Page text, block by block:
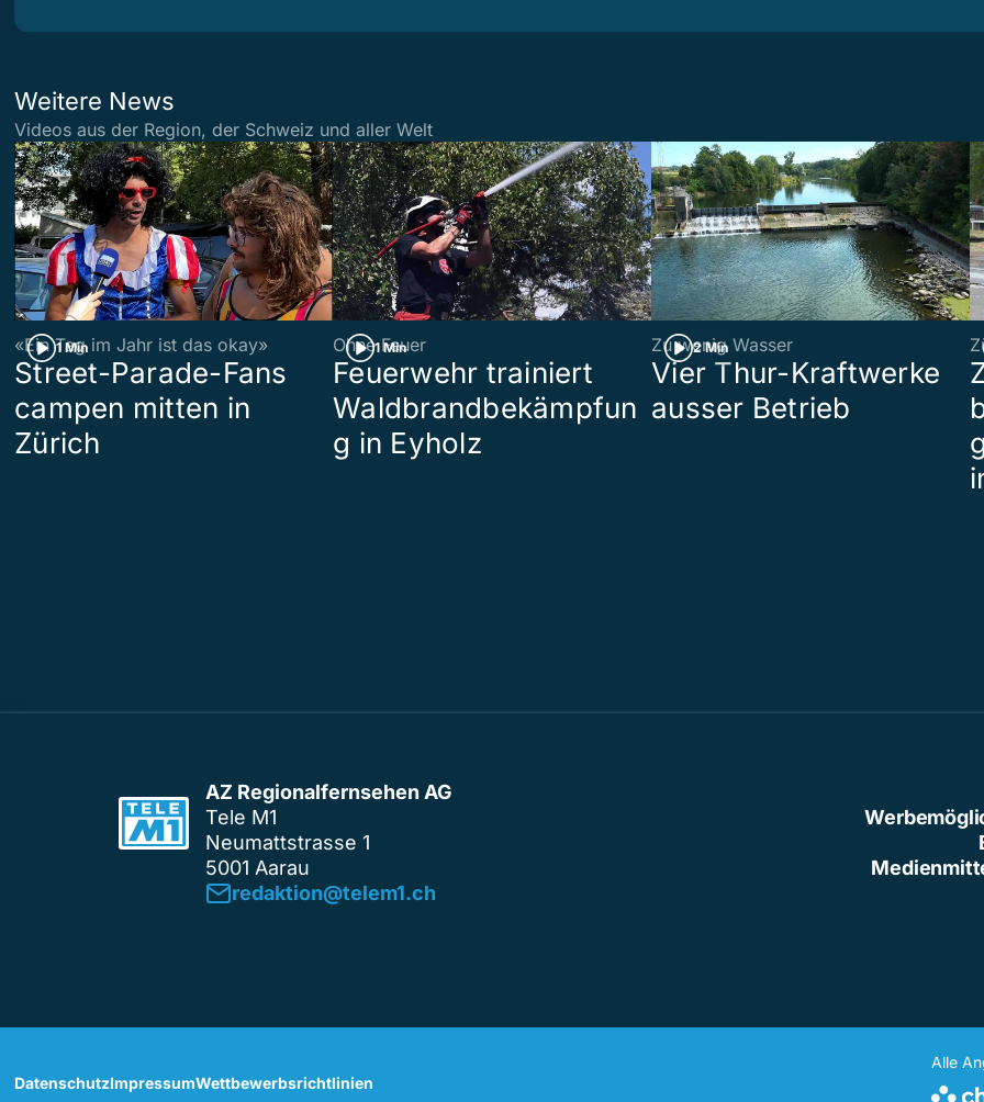
Weitere News
Videos aus der Region, der Schweiz und aller Welt
1 Min
«Ein Tag im Jahr ist das okay»
Street-Parade-Fans
campen mitten in
Zürich
1 Min
Ohne Feuer
Feuerwehr trainiert
Waldbrandbekämpfun
g in Eyholz
2 Min
Zu wenig Wasser
Vier Thur-Kraftwerke
ausser Betrieb
AZ Regionalfernsehen AG
Tele M1
Neumattstrasse 1
5001 Aarau
redaktion@telem1.ch
DatenschutzImpressumWettbewerbsrichtlinien
Alle